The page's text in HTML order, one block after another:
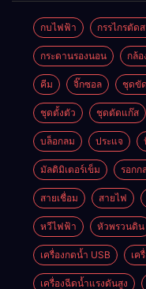
กบไฟฟ้า กรรไกรตัด
กระดานรองนอน กล้อ
คีม จิ๊กซอล ชุดขั
ชุดตั้งตัว ชุดตัดแก๊ส
บล็อกลม ประแจ
มัลติมิเตอร์เข็ม รอกก
สายเชื่อม สายไฟ
หวีไฟฟ้า หัวพรวนดิน
เครื่องกดน้ำ USB เค
เครื่องฉีดน้ำแรงดันสูง